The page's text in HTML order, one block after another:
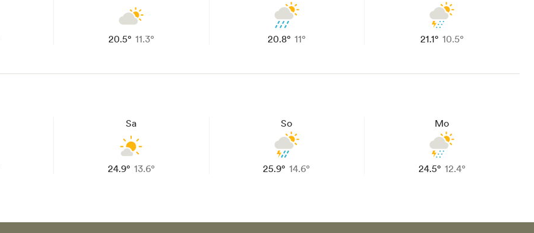
20.5° 11.3° 20.8° 11° 21.1° 10.5°
Sa
24.9° 13.6°
So
25.9° 14.6°
Mo
24.5° 12.4°